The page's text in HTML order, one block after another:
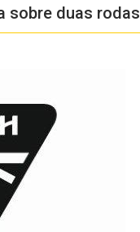
sobre duas rodas